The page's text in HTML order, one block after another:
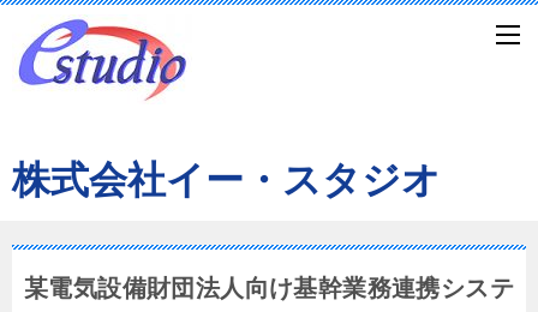
株式会社イー・スタジオ
某電気設備財団法人向け基幹業務連携システ